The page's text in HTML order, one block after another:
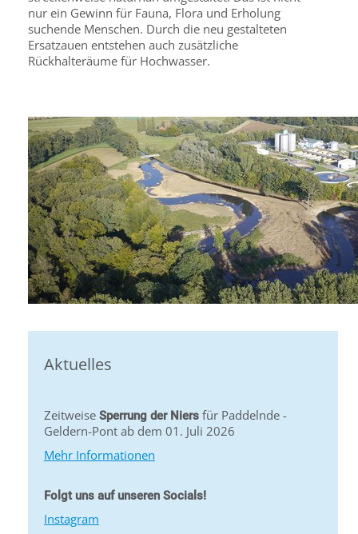
nur ein Gewinn für Fauna, Flora und Erholung
suchende Menschen. Durch die neu gestalteten
Ersatzauen entstehen auch zusätzliche
Rückhalteräume für Hochwasser.
Aktuelles
Zeitweise Sperrung der Niers für Paddelnde -
Geldern-Pont ab dem 01. Juli 2026
Mehr Informationen
Folgt uns auf unseren Socials!
Instagram